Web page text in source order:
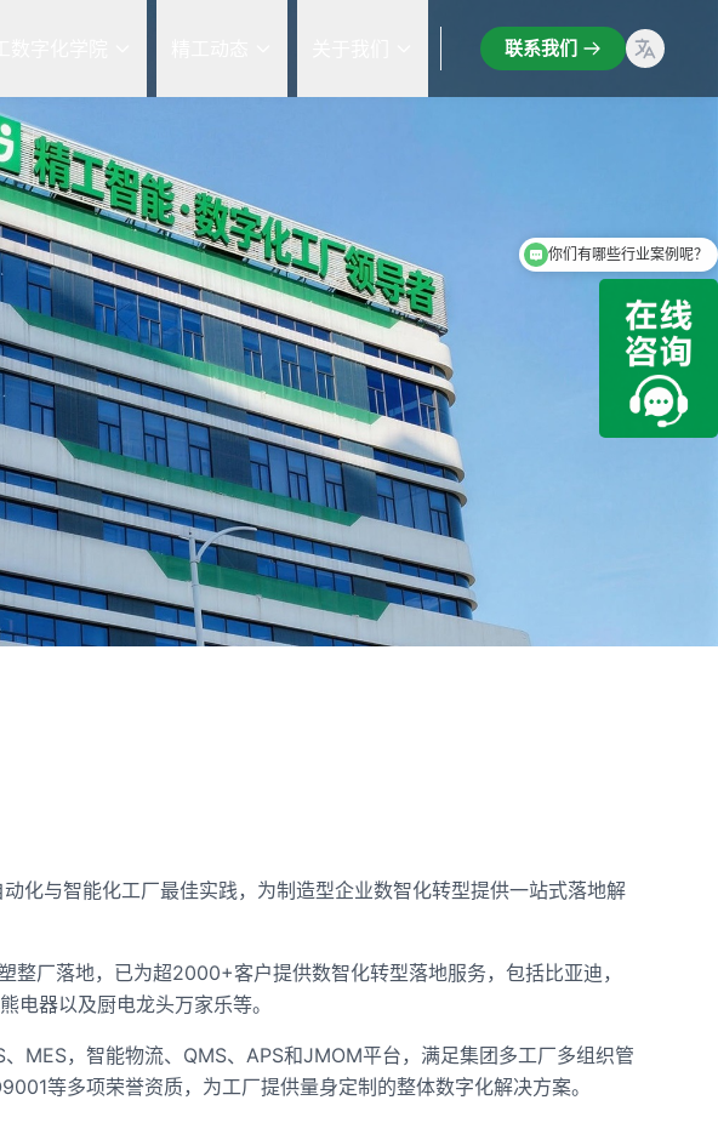
联系我们
化与智能化工厂最佳实践，为制造型企业数智化转型提供一站式落地解
厂落地，已为超2000+客户提供数智化转型落地服务，包括比亚迪，
电器以及厨电龙头万家乐等。
MES，智能物流、QMS、APS和JMOM平台，满足集团多工厂多组织管
等多项荣誉资质，为工厂提供量身定制的整体数字化解决方案。
你们有哪些行业案例呢？